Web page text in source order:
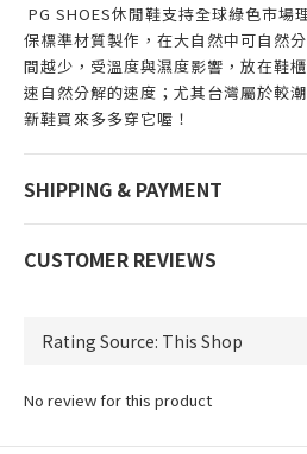
PG SHOES休閒鞋支持全球綠色市場
保標準材質製作，在大自然中可自然
間越少，受溫度與濕度影響，放在鞋
速自然分解的速度；尤其台灣屬於較
新鞋買來多多穿它喔！
SHIPPING & PAYMENT
CUSTOMER REVIEWS
No review for this product